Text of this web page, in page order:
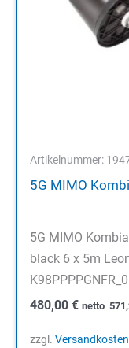
Artikelnummer:
5G MIMO
5G MIMO
black 6 x 5m
480,00 € netto
zzgl. Versandkosten